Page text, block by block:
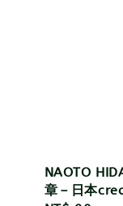
NAOTO
章－日本